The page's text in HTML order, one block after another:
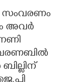
സംവരണം
അവർ